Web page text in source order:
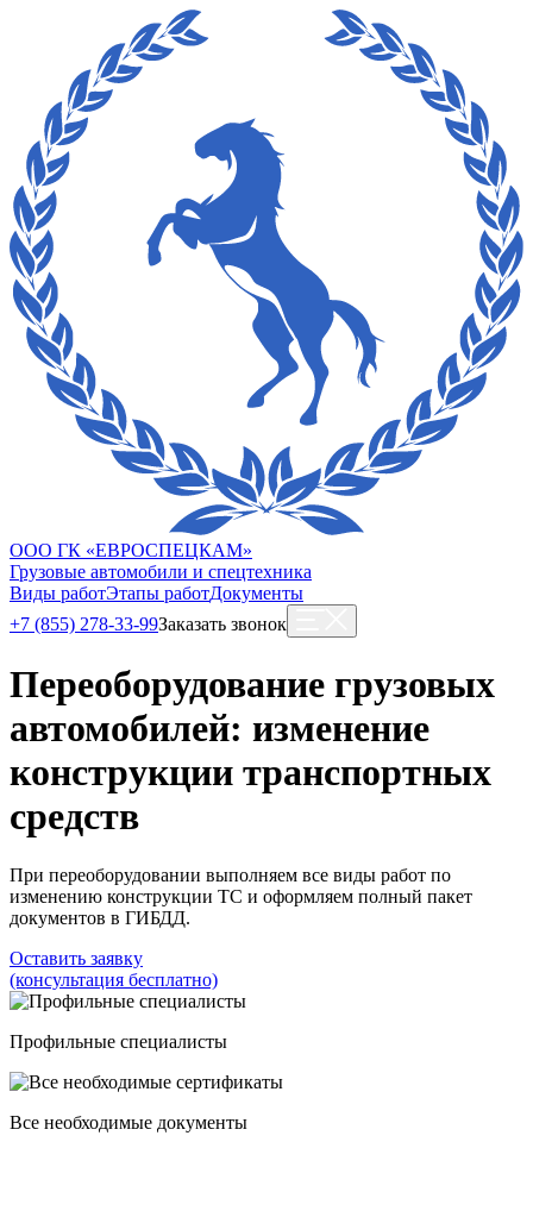
ООО ГК «ЕВРОСПЕЦКАМ»
Грузовые автомобили и спецтехника
Виды работЭтапы работДокументы
+7 (855) 278-33-99Заказать звонок
Переоборудование грузовых
автомобилей: изменение
конструкции транспортных
средств
При переоборудовании выполняем все виды работ по
изменению конструкции ТС и оформляем полный пакет
документов в ГИБДД.
Оставить заявку
(консультация бесплатно)
Профильные специалисты
Все необходимые документы